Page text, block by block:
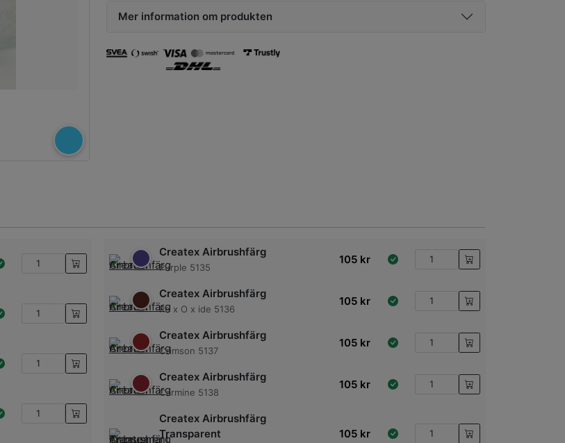
Mer information om produkten
Createx Airbrushfärg
Purple 5135
105 kr
Createx Airbrushfärg
Re x O x ide 5136
105 kr
Createx Airbrushfärg
Crimson 5137
105 kr
Createx Airbrushfärg
Carmine 5138
105 kr
Createx Airbrushfärg
Transparent
105 kr